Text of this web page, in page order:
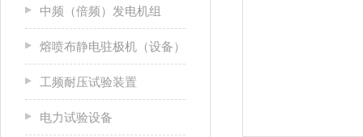
中频（倍频）发电机组
熔喷布静电驻极机（设备）
工频耐压试验装置
电力试验设备